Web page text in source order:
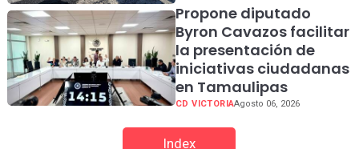
Propone diputado
Byron Cavazos facilitar
la presentación de
iniciativas ciudadanas
en Tamaulipas
CD VICTORIAAgosto 06, 2026
Index